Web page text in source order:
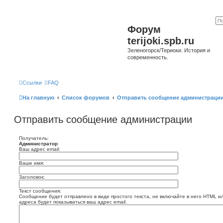
Форум
terijoki.spb.ru
Зеленогорск/Териоки. История и
современность.
Ссылки FAQ
На главную Список форумов Отправить сообщение
Отправить сообщение администрации
Получатель:
Администратор
Ваш адрес email:
Ваше имя:
Заголовок:
Текст сообщения:
Сообщение будет отправлено в виде простого текста, не включайте в него HTML
адреса будет показываться ваш адрес email.